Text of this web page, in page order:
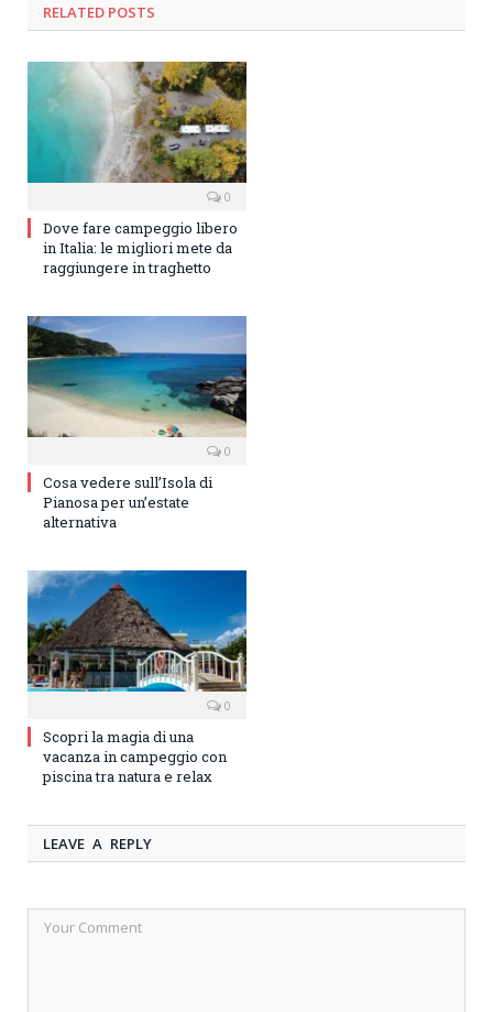
RELATED POSTS
0
Dove fare campeggio libero
in Italia: le migliori mete da
raggiungere in traghetto
0
Cosa vedere sull’Isola di
Pianosa per un’estate
alternativa
0
Scopri la magia di una
vacanza in campeggio con
piscina tra natura e relax
LEAVE A REPLY